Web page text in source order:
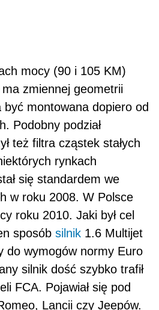
mocy (90 i 105 KM)
ma zmiennej geometrii
być montowana dopiero od
Podobny podział
też filtra cząstek stałych
rynkach
się standardem we
w roku 2008. W Polsce
roku 2010. Jaki był cel
sposób silnik 1.6 Multijet
do wymogów normy Euro
silnik dość szybko trafił
FCA. Pojawiał się pod
Lancii czy Jeepów.